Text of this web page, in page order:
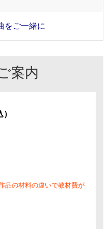
をご一緒に
案内
）
品の材料の違いで教材費が